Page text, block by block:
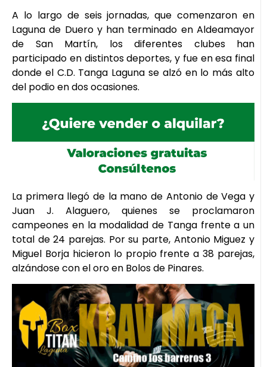
A lo largo de seis jornadas, que comenzaron en
Laguna de Duero y han terminado en Aldeamayor
de San Martín, los diferentes clubes han
participado en distintos deportes, y fue en esa final
donde el C.D. Tanga Laguna se alzó en lo más alto
del podio en dos ocasiones.
La primera llegó de la mano de Antonio de Vega y
Juan J. Alaguero, quienes se proclamaron
campeones en la modalidad de Tanga frente a un
total de 24 parejas. Por su parte, Antonio Miguez y
Miguel Borja hicieron lo propio frente a 38 parejas,
alzándose con el oro en Bolos de Pinares.